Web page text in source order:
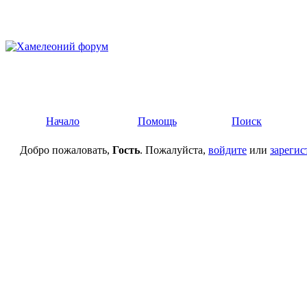
Начало Помощь Поиск
Добро пожаловать, Гость. Пожалуйста, войдите или